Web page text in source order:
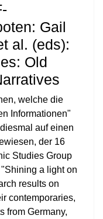
Gail
al. (eds):
Old
welche die
Informationen"
auf einen
der 16
Studies Group
a light on
results on
contemporaries,
from Germany,